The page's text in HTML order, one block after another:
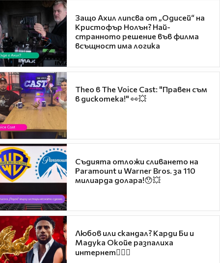
Защо Ахил липсва от „Одисей“ на
Кристофър Нолън? Най-
странното решение във филма
всъщност има логика
Theo в The Voice Cast: "Правен съм
в дискотека!" 👀💥
Съдията отложи сливането на
Paramount и Warner Bros. за 110
милиарда долара!😯💥
Любов или скандал? Карди Би и
Мадука Окойе разпалиха
интернет❤️‍🔥🔥